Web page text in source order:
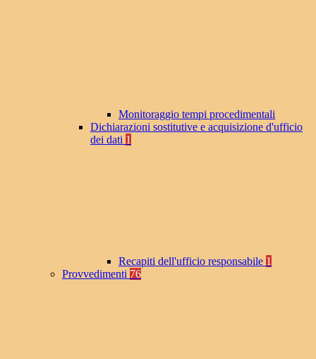
Monitoraggio tempi procedimentali
Dichiarazioni sostitutive e acquisizione d'ufficio
dei dati 1
Recapiti dell'ufficio responsabile 1
Provvedimenti 76